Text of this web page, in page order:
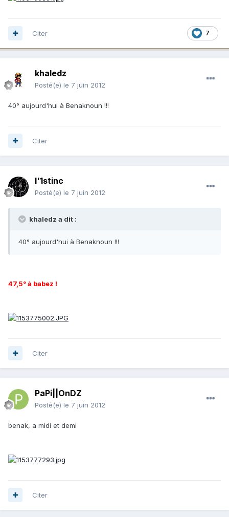
7
Citer
khaledz
Posté(e) le 7 juin 2012
40° aujourd'hui à Benaknoun !!!
Citer
l'1stinc
Posté(e) le 7 juin 2012
khaledz a dit :
40° aujourd'hui à Benaknoun !!!
47,5° à babez !
Citer
PaPi||OnDZ
Posté(e) le 7 juin 2012
benak, a midi et demi
Citer